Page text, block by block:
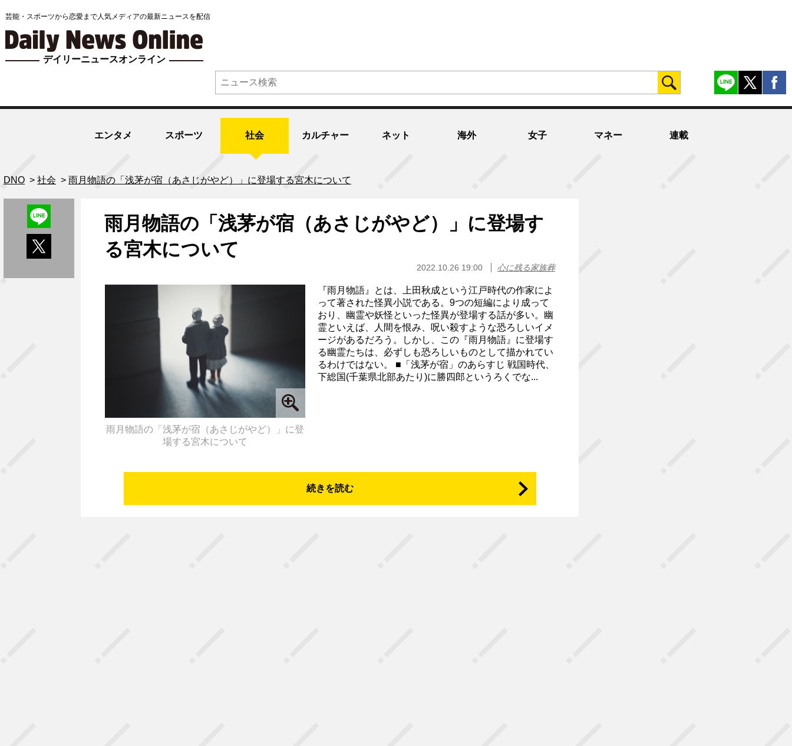
芸能・スポーツから恋愛まで人気メディアの最新ニュースを配信
デイリーニュースオンライン
エンタメ スポーツ 社会 カルチャー ネット 海外 女子 マネー 連載
DNO > 社会 > 雨月物語の「浅茅が宿（あさじがやど）」に登場する宮木について
雨月物語の「浅茅が宿（あさじがやど）」に登場す
る宮木について
2022.10.26 19:00 心に残る家族葬
雨月物語の「浅茅が宿（あさじがやど）」に登
場する宮木について
『雨月物語』とは、上田秋成という江戸時代の作家によ
って著された怪異小説である。9つの短編により成って
おり、幽霊や妖怪といった怪異が登場する話が多い。幽
霊といえば、人間を恨み、呪い殺すような恐ろしいイメ
ージがあるだろう。しかし、この『雨月物語』に登場す
る幽霊たちは、必ずしも恐ろしいものとして描かれてい
るわけではない。 ■「浅茅が宿」のあらすじ 戦国時代、
下総国(千葉県北部あたり)に勝四郎というろくでな...
続きを読む